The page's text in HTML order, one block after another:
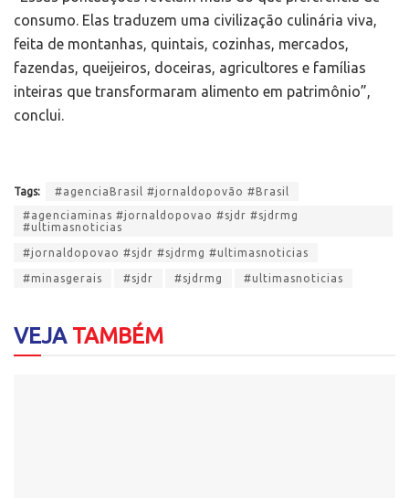
consumo. Elas traduzem uma civilização culinária viva,
feita de montanhas, quintais, cozinhas, mercados,
fazendas, queijeiros, doceiras, agricultores e famílias
inteiras que transformaram alimento em patrimônio”,
conclui.
Tags:
#agenciaBrasil #jornaldopovão #Brasil
#agenciaminas #jornaldopovao #sjdr #sjdrmg
#ultimasnoticias
#jornaldopovao #sjdr #sjdrmg #ultimasnoticias
#minasgerais #sjdr #sjdrmg #ultimasnoticias
VEJATAMBÉM